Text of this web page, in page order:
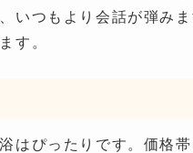
いつもより会話が弾みま
す。
はぴったりです。価格